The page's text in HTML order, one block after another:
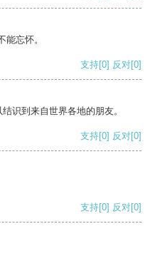
忘怀。
支持[0] 反对[0]
识到来自世界各地的朋友。
支持[0] 反对[0]
支持[0] 反对[0]